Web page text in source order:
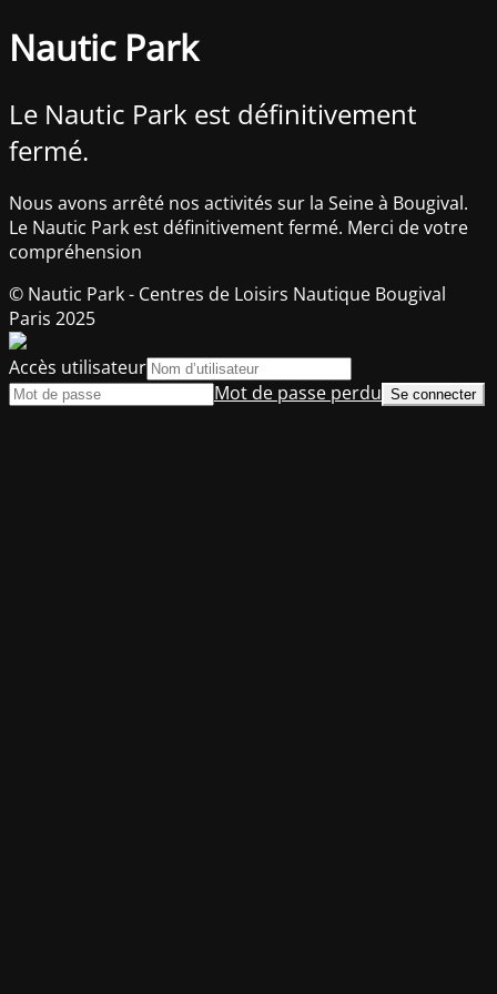
Nautic Park
Le Nautic Park est définitivement
fermé.
Nous avons arrêté nos activités sur la Seine à Bougival.
Le Nautic Park est définitivement fermé. Merci de votre
compréhension
© Nautic Park - Centres de Loisirs Nautique Bougival
Paris 2025
Accès utilisateur
Mot de passe perdu